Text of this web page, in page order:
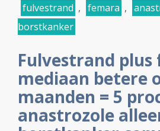
fulvestrand , femara ,
borstkanker
Fulvestrand
mediaan betere
maanden = 5
anastrozole